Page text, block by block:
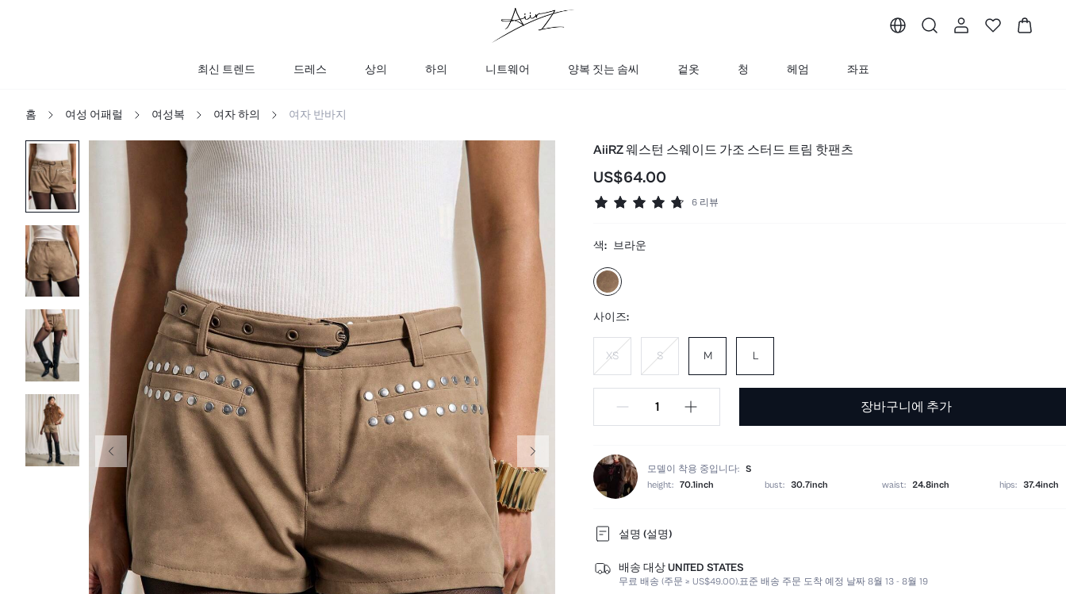
최신 트렌드 드레스 상의 하의 니트웨어 양복 짓는 솜씨 겉옷 청 헤엄 좌표
홈 여성 어패럴 여성복 여자 하의 여자 반바지
AiiRZ 웨스턴 스웨이드 가조 스터드 트림 핫팬츠
US$64.00
6 리뷰
색: 브라운
사이즈:
XS S M L
장바구니에 추가
모델이 착용 중입니다: S
height: 70.1inch bust: 30.7inch waist: 24.8inch hips: 37.4inch
설명 (설명)
코팅:
100% 폴리우레탄
브라운
배송 대상 UNITED STATES
무료 배송 (주문 ≥ US$49.00).표준 배송 주문 도착 예정 날짜 8월 13 - 8월 19